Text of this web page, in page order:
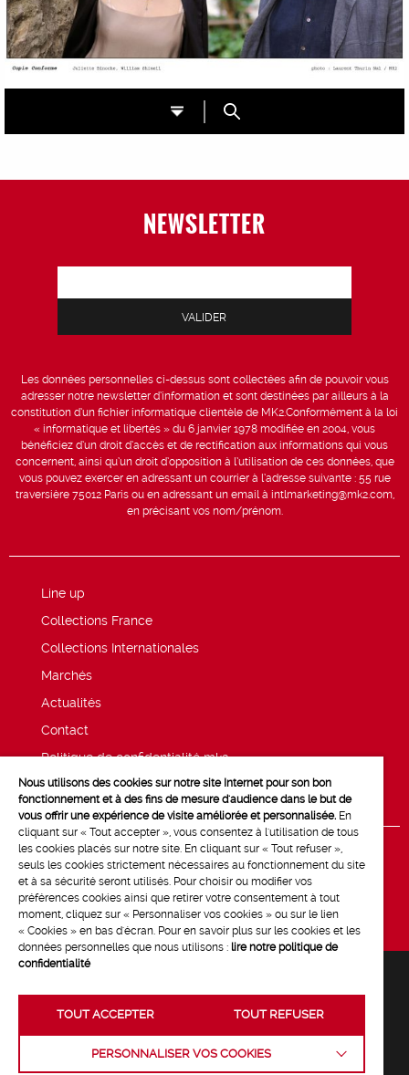
NEWSLETTER
Les données personnelles ci-dessus sont collectées afin de pouvoir vous
adresser notre newsletter d’information et sont destinées par ailleurs à la
constitution d’un fichier informatique clientèle de MK2.Conformément à la loi
« informatique et libertés » du 6 janvier 1978 modifiée en 2004, vous
bénéficiez d’un droit d’accès et de rectification aux informations qui vous
concernent, ainsi qu’un droit d’opposition à l’utilisation de ces données, que
vous pouvez exercer en adressant un courrier à l’adresse suivante : 55 rue
traversière 75012 Paris ou en adressant un email à intlmarketing@mk2.com,
en précisant vos nom/prénom.
Line up
Collections France
Collections Internationales
Marchés
Actualités
Contact
Politique de confidentialité mk2
Mentions légales
Crédits :La Jungle
Nous utilisons des cookies sur notre site Internet pour son bon
fonctionnement et à des fins de mesure d'audience dans le but de
vous offrir une expérience de visite améliorée et personnalisée. En
cliquant sur « Tout accepter », vous consentez à l'utilisation de tous
les cookies placés sur notre site. En cliquant sur « Tout refuser »,
seuls les cookies strictement nécessaires au fonctionnement du site
et à sa sécurité seront utilisés. Pour choisir ou modifier vos
préférences cookies ainsi que retirer votre consentement à tout
moment, cliquez sur « Personnaliser vos cookies » ou sur le lien
« Cookies » en bas d'écran. Pour en savoir plus sur les cookies et les
données personnelles que nous utilisons : lire notre politique de
confidentialité
TOUT ACCEPTER TOUT REFUSER
PERSONNALISER VOS COOKIES